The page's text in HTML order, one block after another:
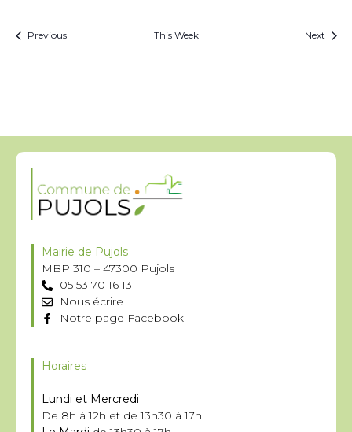
Previous This Week Next
Mairie de Pujols
MBP 310 – 47300 Pujols
05 53 70 16 13
Nous écrire
Notre page Facebook
Horaires
Lundi et Mercredi
De 8h à 12h et de 13h30 à 17h